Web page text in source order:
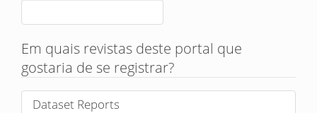
Em quais revistas deste portal que
gostaria de se registrar?
Dataset Reports